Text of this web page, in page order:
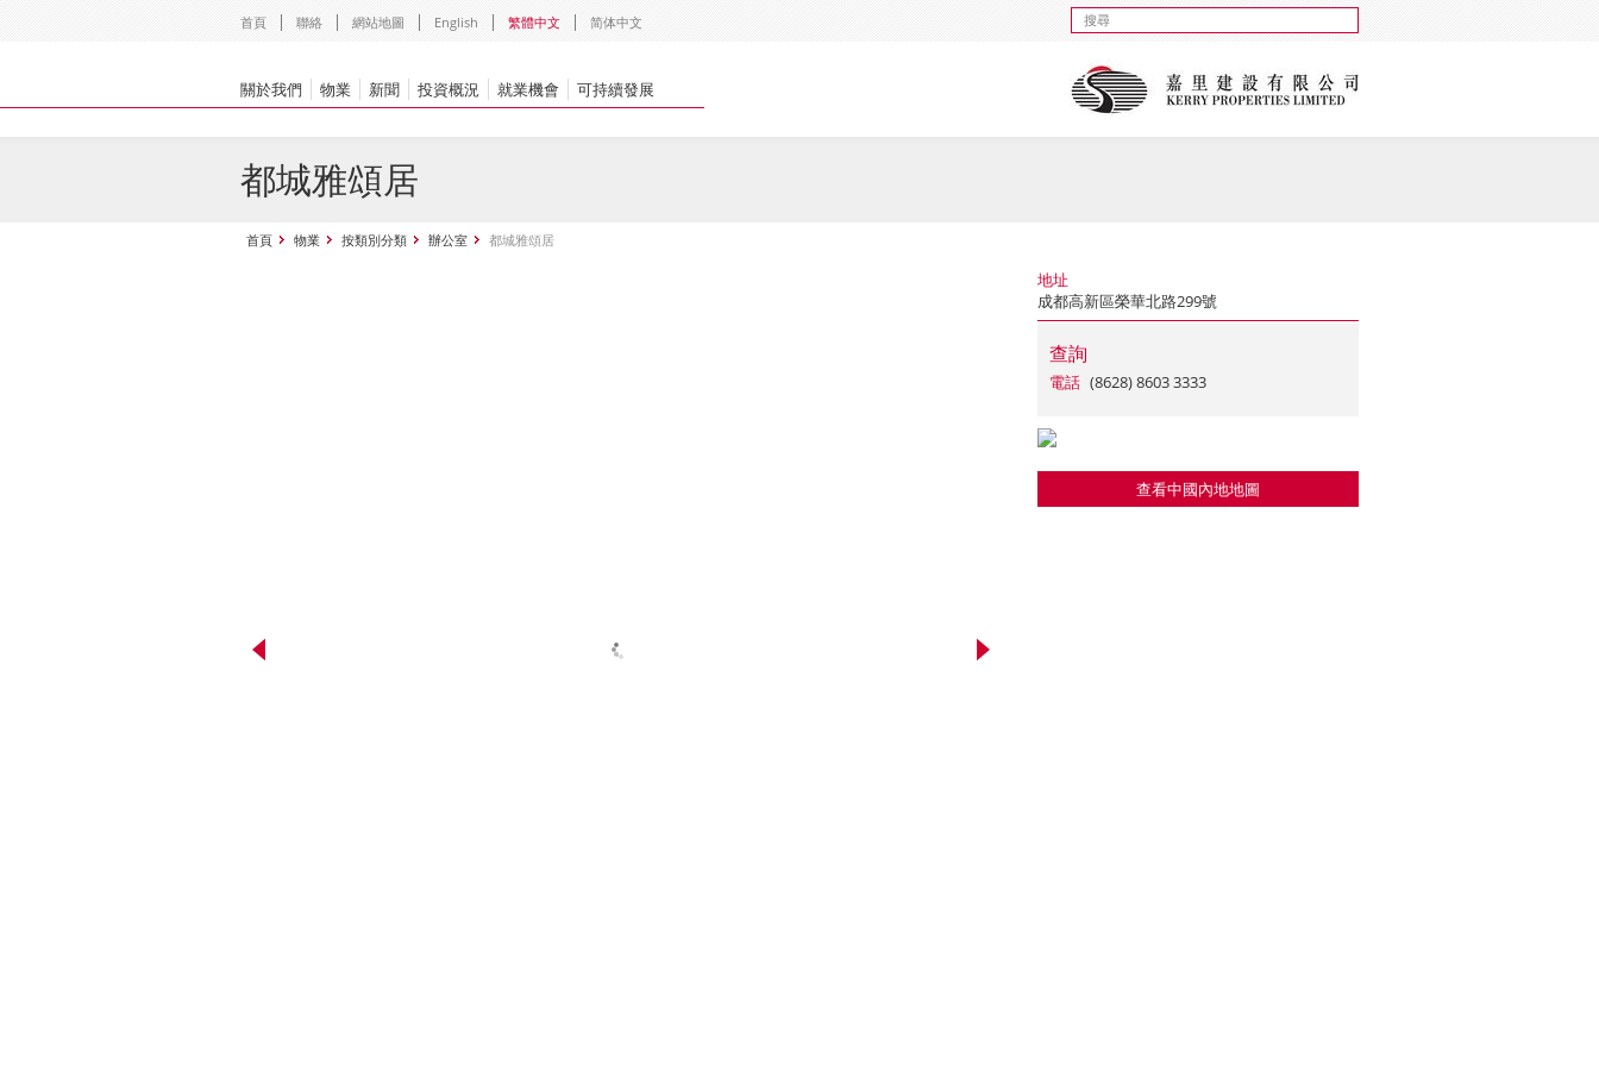
首頁 聯絡 網站地圖 English 繁體中文 简体中文
關於我們 物業 新聞 投資概況 就業機會 可持續發展
都城雅頌居
首頁 物業 按類別分類 辦公室 都城雅頌居
地址
成都高新區榮華北路299號
查詢
電話 (8628) 8603 3333
查看中國內地地圖